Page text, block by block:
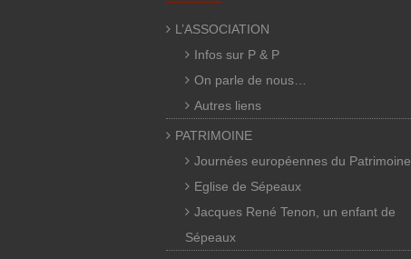
L’ASSOCIATION
Infos sur P & P
On parle de nous…
Autres liens
PATRIMOINE
Journées européennes du Patrimoine
Eglise de Sépeaux
Jacques René Tenon, un enfant de
Sépeaux